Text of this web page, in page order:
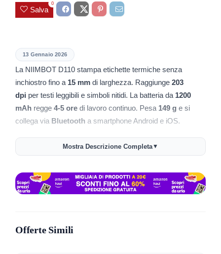
Salva
0
13 Gennaio 2026
La NIIMBOT D110 stampa etichette termiche senza
inchiostro fino a 15 mm di larghezza. Raggiunge 203
dpi per testi leggibili e simboli nitidi. La batteria da 1200
mAh regge 4-5 ore di lavoro continuo. Pesa 149 g e si
collega via Bluetooth a smartphone Android e iOS.
Usa l’app NIIMBOT per creare etichette con testo,
codici a
barre
tipo di carta e riduce gli sprechi.
barattoli e 15 mm per scaffali.
Mostra Descrizione Completa▼
Offerte Simili